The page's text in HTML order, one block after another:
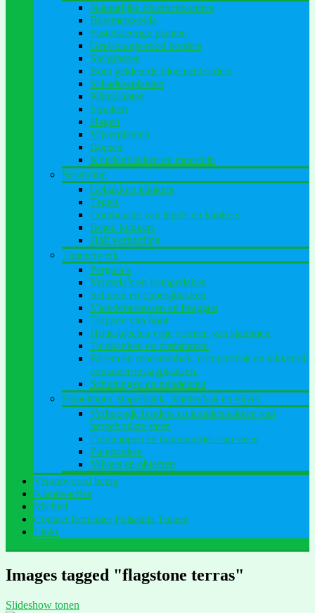
Natuurlijke bloemenborders
Bloemenweide
Pastelkleurige planten
Geel-oranje-rood borders
Siergrassen
Bont gekleurde bloemenborders
Schaduwplanten
Klimplanten
Struiken
Hagen
Vijverplanten
Bomen
Kruidenbakken en moestuin
Bestrating
Gebakken klinkers
Tegels
Combinatie van tegels en klinkers
Beton klinkers
Half verharding
Timmerwerk
Pergola’s
Veranda’s en loungedaken
Schuren en opbergbakken
Vlonderterrassen en bruggen
Trappen van hout
Houtobjecten vrije vormen van stammen
Tuinbanken en zitstammen
Bloem en moestuinbak, compostbak en takkenril,
containeropslagplaatsen.
Schuttingen en tuindeuren
Stapelmuur, stapelbank, plantenbak en vijver.
Verhoogde borders en kruidenbakken van
hergebruikte steen
Tuintrappen en tuinmuurtjes van steen
Puinbanken
Vijvers en objecten
Verantwoord bezig
Klantreacties
Michiel
Contact formulier Pulsatilla Tuinen
Links
Images tagged "flagstone terras"
Slideshow tonen